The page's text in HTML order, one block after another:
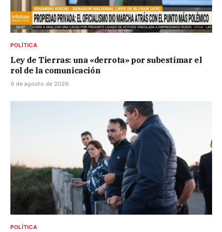
POLÍTICA
Ley de Tierras: una «derrota» por subestimar el
rol de la comunicación
9 de agosto de 2026
POLÍTICA